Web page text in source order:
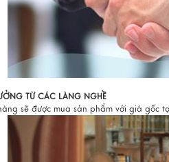
TỪ CÁC LÀNG NGHỀ
sẽ được mua sản phẩm với giá gốc